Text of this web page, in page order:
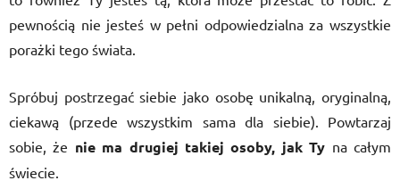
pewnością nie jesteś w pełni odpowiedzialna za wszystkie
porażki tego świata.
Spróbuj postrzegać siebie jako osobę unikalną, oryginalną,
ciekawą (przede wszystkim sama dla siebie). Powtarzaj
sobie, że nie ma drugiej takiej osoby, jak Ty na całym
świecie.